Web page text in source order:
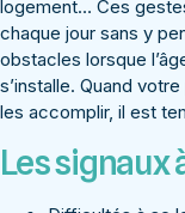
logement… Ces
chaque jour sans y
obstacles lorsque
s’installe. Quand
les accomplir, il est
Les signaux